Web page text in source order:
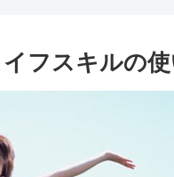
フスキルの